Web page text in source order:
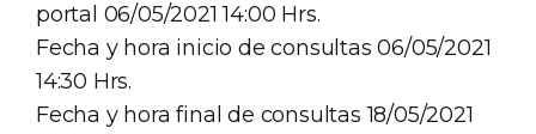
portal 06/05/2021 14:00 Hrs.
Fecha y hora inicio de consultas 06/05/2021
14:30 Hrs.
Fecha y hora final de consultas 18/05/2021